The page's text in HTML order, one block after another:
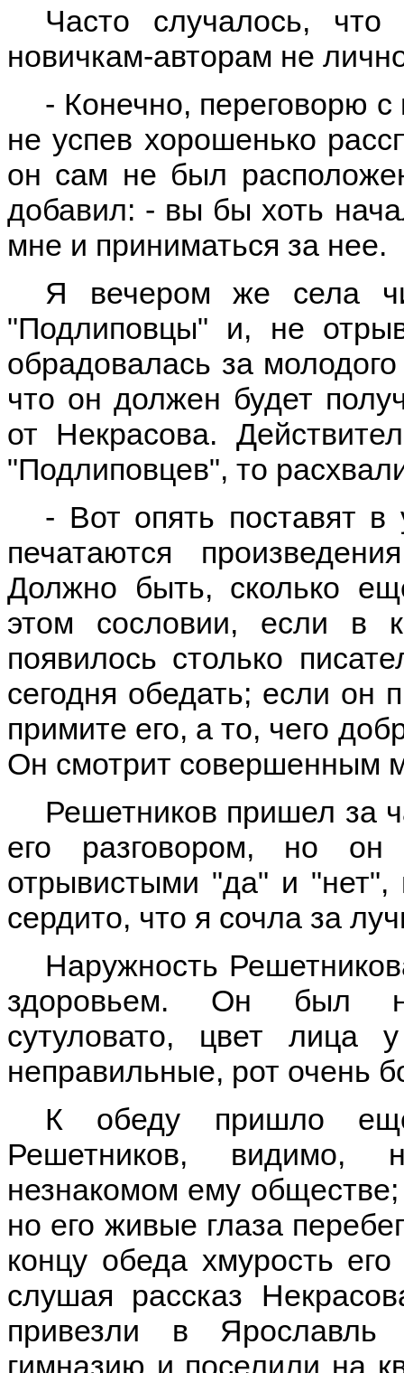
Часто случалось, что
новичкам-авторам не
- Конечно, переговорю
не успев хорошенько
он сам не был
добавил: - вы бы хоть
мне и приниматься за нее.
Я вечером же села
"Подлиповцы" и, не
обрадовалась за
что он должен будет
от Некрасова.
"Подлиповцев", то
- Вот опять поставят
печатаются
Должно быть, сколько
этом сословии, если в
появилось столько
сегодня обедать; если он
примите его, а то, чего
Он смотрит совершенным
Решетников пришел за
его разговором, но
отрывистыми "да" и
сердито, что я сочла за
Наружность
здоровьем. Он был
сутуловато, цвет
неправильные, рот очень
К обеду пришло еще
Решетников, видимо,
незнакомом ему
но его живые глаза
концу обеда хмурость
слушая рассказ
привезли в Ярославль
гимназию и поселили на